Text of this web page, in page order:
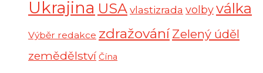
Ukrajina USAvlastizrada volbyválka
Výběr redakce zdražování Zelený úděl
zemědělství Čína